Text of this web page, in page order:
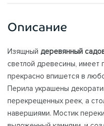
Описание
Изящный деревянный
светлой древесины,
прекрасно впишется в
Перила украшены
перекрещенных реек, а
навершиями. Мостик